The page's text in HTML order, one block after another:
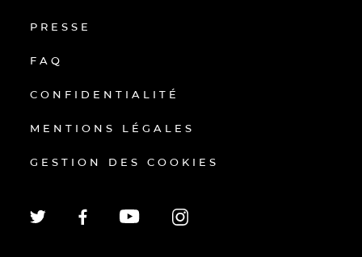
PRESSE
FAQ
CONFIDENTIALITÉ
MENTIONS LÉGALES
GESTION DES COOKIES